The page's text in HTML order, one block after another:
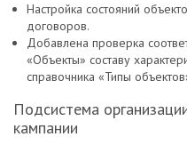
Настройка состояний
договоров.
Добавлена проверка
«Объекты» составу
справочника «Типы
Подсистема
кампании